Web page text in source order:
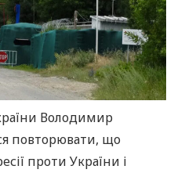
Володимир
повторювати, що
проти України і